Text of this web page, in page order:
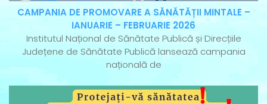
CAMPANIA DE PROMOVARE A SĂNĂTĂȚII MINTALE –
IANUARIE – FEBRUARIE 2026
Institutul Național de Sănătate Publică și Direcțiile
Județene de Sănătate Publică lansează campania
națională de